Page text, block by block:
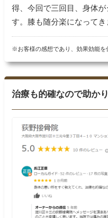
得、今回で三回目、身体
す。膝も随分楽になってき
※お客様の感想であり、効果効能を
治療も的確なので助か